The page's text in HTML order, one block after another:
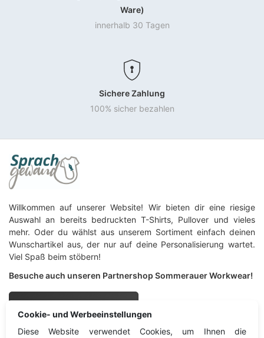
Cookie- und Werbeeinstellungen
Diese Website verwendet Cookies, um Ihnen die
Ware)
innerhalb 30 Tagen
Sichere Zahlung
100% sicher bezahlen
Willkommen auf unserer Website! Wir bieten dir eine riesige
Auswahl an bereits bedruckten T-Shirts, Pullover und vieles
mehr. Oder du wählst aus unserem Sortiment einfach deinen
Wunschartikel aus, der nur auf deine Personalisierung wartet.
Viel Spaß beim stöbern!
Besuche auch unseren Partnershop Sommerauer Workwear!
Sommerauer Workwear